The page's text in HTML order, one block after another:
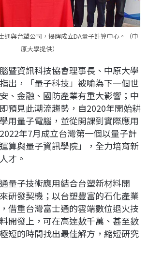
通與台塑公司，揭牌成立DA量子計算中心。（中
原大學提供）
暨資訊科技協會理事長、中原大學
出，「量子科技」被喻為下一個世
、金融、國防產業有重大影響；中
預見此潮流趨勢，自2020年開始耕
用量子電腦，並從開課到實際應用
年7月成立台灣第一個以量子計
算與量子資訊學院」，全力培育新
才。
量子技術應用結合台塑新材料開
研發契機；以台塑豐富的石化產業
借重台灣富士通的雲端數位退火技
開發上，可在高達數千萬、甚至數
短的時間找出最佳解方，縮短研究